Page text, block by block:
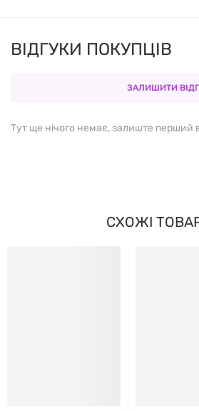
ВІДГУКИ ПОКУПЦІВ
ЗАЛИШИТИ
Тут ще нічого немає, залиште перший
СХОЖІ